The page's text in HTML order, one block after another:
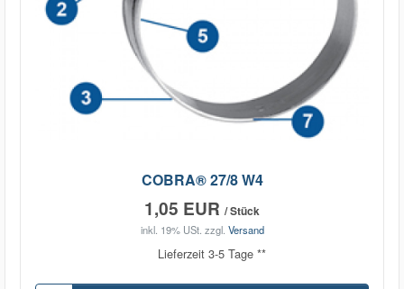
COBRA® 27/8 W4
1,05 EUR / Stück
inkl. 19% USt. zzgl. Versand
Lieferzeit 3-5 Tage **